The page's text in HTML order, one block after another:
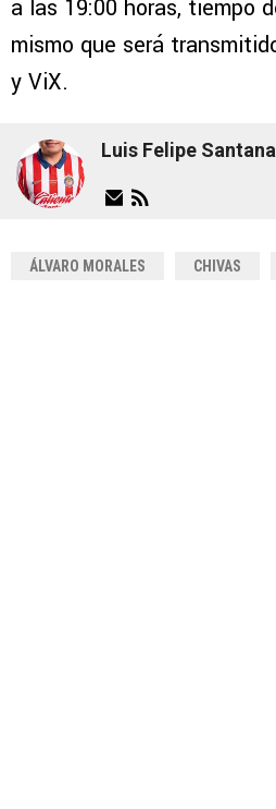
a las 19:00 horas, tiempo
mismo que será
y ViX.
Luis Felipe Santana
ÁLVARO MORALES CHIVAS